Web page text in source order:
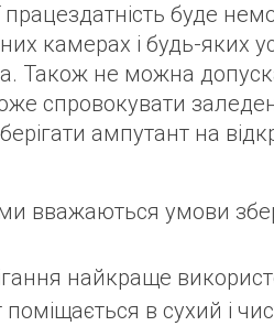
працездатність буде
камерах і будь-яких
Також не можна
спровокувати
ампутант на
вважаються умови
найкраще
в сухий і